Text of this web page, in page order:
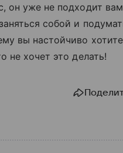
он уже не подходит
собой и
вы настойчиво
не хочет это делать!